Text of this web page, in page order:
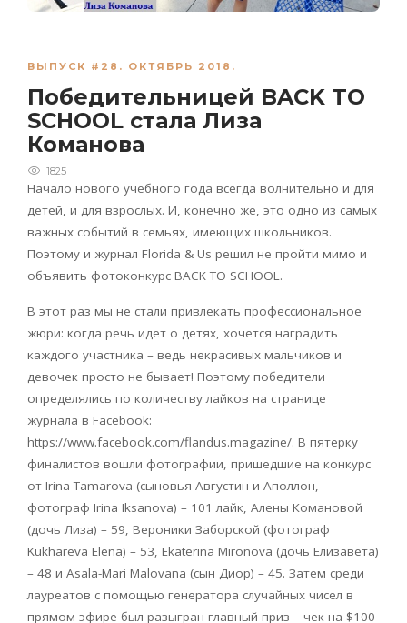
ВЫПУСК #28. ОКТЯБРЬ 2018.
Победительницей BACK TO
SCHOOL стала Лиза
Команова
1825
Начало нового учебного года всегда волнительно и для
детей, и для взрослых. И, конечно же, это одно из самых
важных событий в семьях, имеющих школьников.
Поэтому и журнал Florida & Us решил не пройти мимо и
объявить фотоконкурс BACK TO SCHOOL.
В этот раз мы не стали привлекать профессиональное
жюри: когда речь идет о детях, хочется наградить
каждого участника – ведь некрасивых мальчиков и
девочек просто не бывает! Поэтому победители
определялись по количеству лайков на странице
журнала в Facebook:
https://www.facebook.com/flandus.magazine/. В пятерку
финалистов вошли фотографии, пришедшие на конкурс
от Irina Tamarova (сыновья Августин и Аполлон,
фотограф Irina Iksanova) – 101 лайк, Алены Комановой
(дочь Лиза) – 59, Вероники Заборской (фотограф
Kukhareva Elena) – 53, Ekaterina Mironova (дочь Елизавета)
– 48 и Asala-Mari Malovana (сын Диор) – 45. Затем среди
лауреатов с помощью генератора случайных чисел в
прямом эфире был разыгран главный приз – чек на $100